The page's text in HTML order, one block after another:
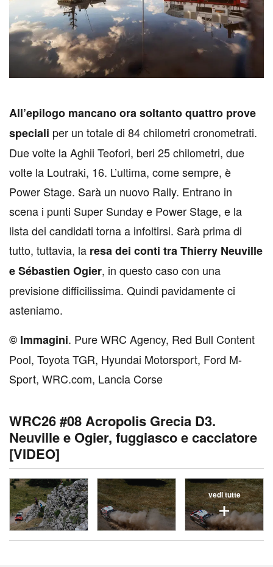
All’epilogo mancano ora soltanto quattro prove
speciali per un totale di 84 chilometri cronometrati.
Due volte la Aghii Teofori, beri 25 chilometri, due
volte la Loutraki, 16. L’ultima, come sempre, è
Power Stage. Sarà un nuovo Rally. Entrano in
scena i punti Super Sunday e Power Stage, e la
lista dei candidati torna a infoltirsi. Sarà prima di
tutto, tuttavia, la resa dei conti tra Thierry Neuville
e Sébastien Ogier, in questo caso con una
previsione difficilissima. Quindi pavidamente ci
asteniamo.
© Immagini. Pure WRC Agency, Red Bull Content
Pool, Toyota TGR, Hyundai Motorsport, Ford M-
Sport, WRC.com, Lancia Corse
WRC26 #08 Acropolis Grecia D3.
Neuville e Ogier, fuggiasco e cacciatore
[VIDEO]
vedi tutte